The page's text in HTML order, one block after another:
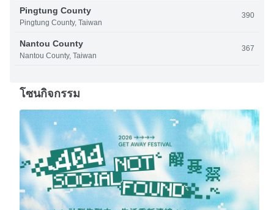
Pingtung County
Pingtung County, Taiwan
390
Nantou County
Nantou County, Taiwan
367
โซนกิจกรรม